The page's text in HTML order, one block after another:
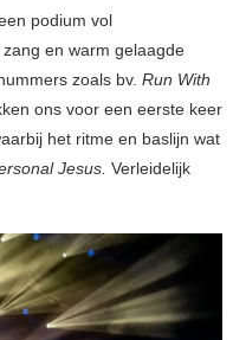
podium vol
en warm gelaagde
zoals bv. Run With
ons voor een eerste keer
het ritme en baslijn wat
Jesus. Verleidelijk